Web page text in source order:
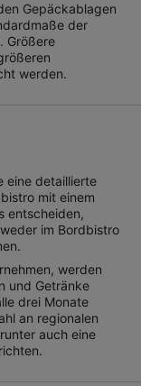
Gepäckablagen
der
Größere
werden.
eine detaillierte
mit einem
entscheiden,
im Bordbistro
werden
und Getränke
drei Monate
an regionalen
auch eine